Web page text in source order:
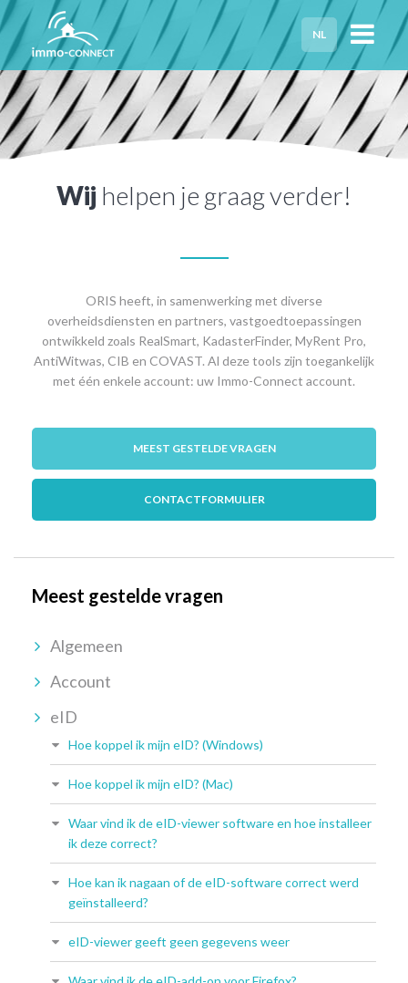
NL
HOME
PRIVACY
Wij helpen je graag verder!
ORIS heeft, in samenwerking met diverse
overheidsdiensten en partners, vastgoedtoepassingen
ontwikkeld zoals RealSmart, KadasterFinder, MyRent Pro,
AntiWitwas, CIB en COVAST. Al deze tools zijn toegankelijk
met één enkele account: uw Immo-Connect account.
MEEST GESTELDE VRAGEN
CONTACTFORMULIER
Meest gestelde vragen
Algemeen
Account
eID
Hoe koppel ik mijn eID? (Windows)
Hoe koppel ik mijn eID? (Mac)
Waar vind ik de eID-viewer software en hoe installeer
ik deze correct?
Hoe kan ik nagaan of de eID-software correct werd
geïnstalleerd?
eID-viewer geeft geen gegevens weer